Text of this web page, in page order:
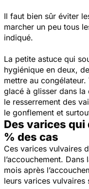
Il faut bien sûr éviter
marcher un peu tous
indiqué.
La petite astuce qui
hygiénique en deux,
mettre au
glacé à glisser dans
le resserrement des
le gonflement et
Des varices
% des cas
Ces varices vulvaires
l’accouchement.
mois après
leurs varices vulvaires